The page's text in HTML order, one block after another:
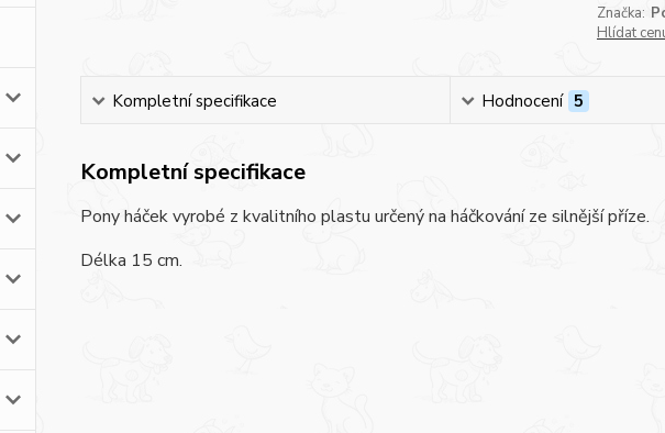
Značka:
Hlídat
Kompletní specifikace Hodnocení 5
Kompletní specifikace
Pony háček vyrobé z kvalitního plastu určený na háčkování ze silnější příze.
Délka 15 cm.